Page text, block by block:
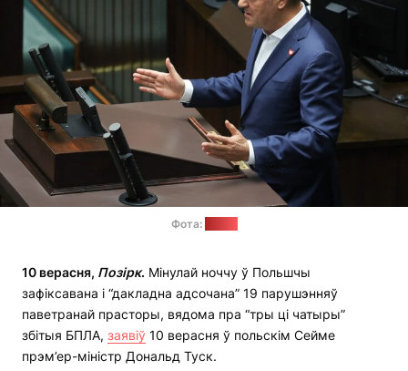
Фота:
10 верасня, Позірк. Мінулай ноччу ў Польшчы
зафіксавана і “дакладна адсочана” 19 парушэнняў
паветранай прасторы, вядома пра “тры ці чатыры”
збітыя БПЛА, заявіў 10 верасня ў польскім Сейме
прэм’ер-міністр Дональд Туск.